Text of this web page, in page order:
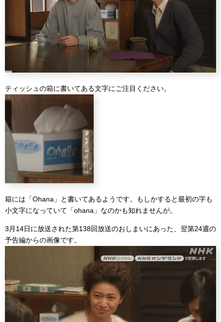
ティッシュの箱に書いてある文字にご注目ください。
箱には「Ohana」と書いてあるようです。もしかすると最初の字も
小文字になっていて「ohana」なのかも知れませんが。
3月14日に放送された第138回放送のおしまいにあった、翌第24週の
予告編からの画像です。